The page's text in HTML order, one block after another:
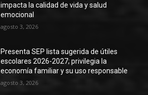
impacta la calidad de vida y salud
emocional
agosto 3, 2026
Presenta SEP lista sugerida de útiles
escolares 2026-2027; privilegia la
economía familiar y su uso responsable
agosto 3, 2026